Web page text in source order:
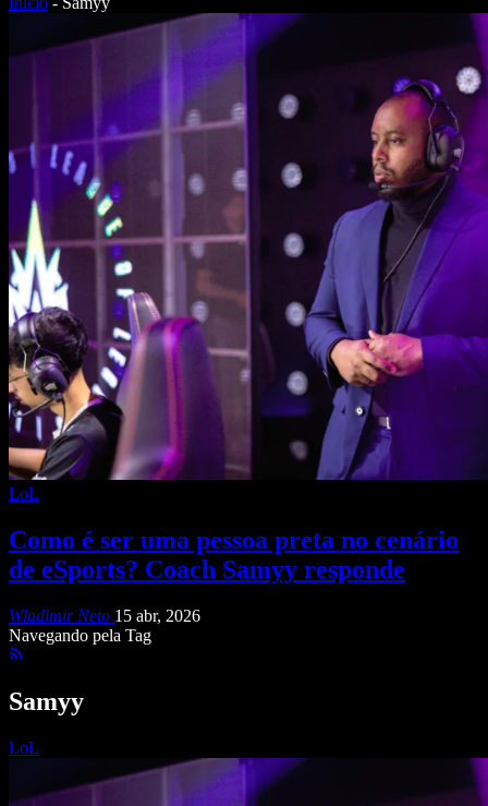
LoL
Como é ser uma pessoa preta no cenário
de eSports? Coach Samyy responde
Wladimir Neto 15 abr, 2026
Navegando pela Tag
Samyy
LoL